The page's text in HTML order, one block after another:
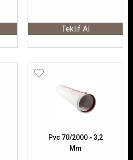
Teklif Al
Pvc 70/2000 - 3,2
Mm